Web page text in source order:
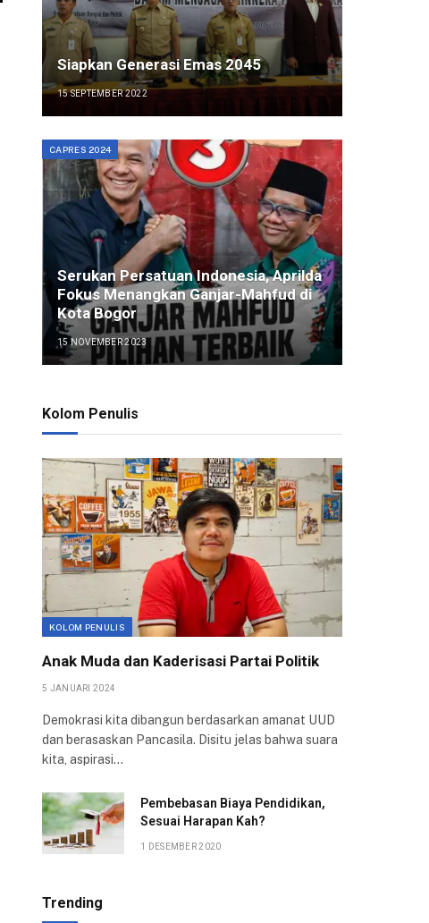
Siapkan Generasi Emas 2045
15 SEPTEMBER 2022
CAPRES 2024
Serukan Persatuan Indonesia, Aprilda
Fokus Menangkan Ganjar-Mahfud di
Kota Bogor
15 NOVEMBER 2023
Kolom Penulis
KOLOM PENULIS
Anak Muda dan Kaderisasi Partai Politik
5 JANUARI 2024
Demokrasi kita dibangun berdasarkan amanat UUD
dan berasaskan Pancasila. Disitu jelas bahwa suara
kita, aspirasi…
Pembebasan Biaya Pendidikan,
Sesuai Harapan Kah?
1 DESEMBER 2020
Trending